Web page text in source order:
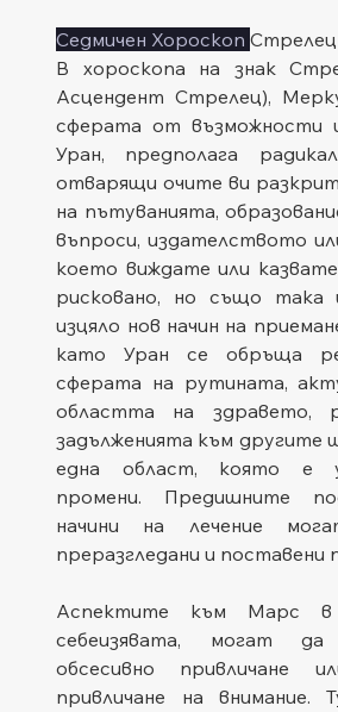
Седмичен Хороскоп Стрелец
В хороскопа на знак
Асцендент Стрелец),
сферата от възможности
Уран, предполага
отварящи очите ви
на пътуванията,
въпроси, издателството
което виждате или
рисковано, но също така
изцяло нов начин на
като Уран се обръща
сферата на рутината,
областта на здравето,
задълженията към другите
една област, която е
промени. Предишните
начини на лечение
преразгледани и поставени
Аспектите към Марс
себеизявата, могат да
обсесивно привличане
привличане на внимание.